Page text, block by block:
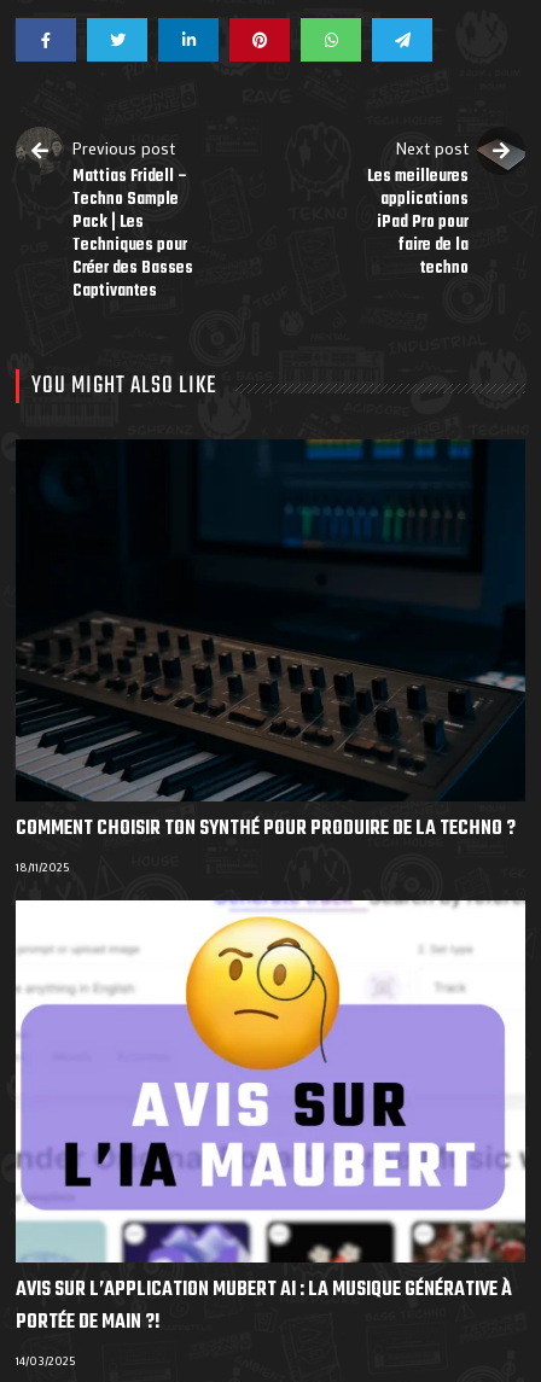
Previous post
Mattias Fridell –
Techno Sample
Pack | Les
Techniques pour
Créer des Basses
Captivantes
Next post
Les meilleures
applications
iPad Pro pour
faire de la
techno
YOU MIGHT ALSO LIKE
COMMENT CHOISIR TON SYNTHÉ POUR PRODUIRE DE LA TECHNO ?
18/11/2025
AVIS SUR L’APPLICATION MUBERT AI : LA MUSIQUE GÉNÉRATIVE À
PORTÉE DE MAIN ?!
14/03/2025